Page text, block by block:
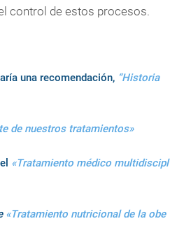
control de estos procesos.
una recomendación, “Historia
de nuestros tratamientos»
«Tratamiento médico multidiscipl
«Tratamiento nutricional de la obe